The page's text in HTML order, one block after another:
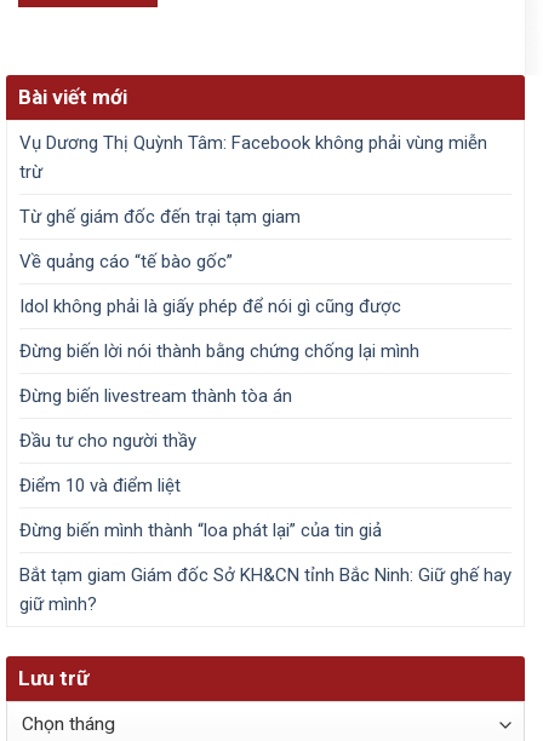
Bài viết mới
Vụ Dương Thị Quỳnh Tâm: Facebook không phải vùng miễn
trừ
Từ ghế giám đốc đến trại tạm giam
Về quảng cáo “tế bào gốc”
Idol không phải là giấy phép để nói gì cũng được
Đừng biến lời nói thành bằng chứng chống lại mình
Đừng biến livestream thành tòa án
Đầu tư cho người thầy
Điểm 10 và điểm liệt
Đừng biến mình thành “loa phát lại” của tin giả
Bắt tạm giam Giám đốc Sở KH&CN tỉnh Bắc Ninh: Giữ ghế hay
giữ mình?
Lưu trữ
Lưu